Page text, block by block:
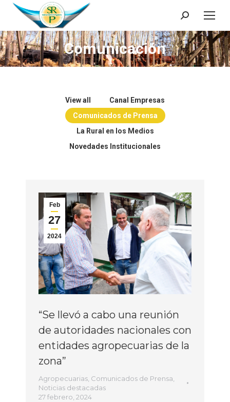
Search:
Comunicación
You are here:
View all
Canal Empresas
Comunicados de Prensa
La Rural en los Medios
Novedades Institucionales
Feb
27
2024
“Se llevó a cabo una reunión
de autoridades nacionales con
entidades agropecuarias de la
zona”
Agropecuarias, Comunicados de Prensa,
Noticias destacadas
27 febrero, 2024